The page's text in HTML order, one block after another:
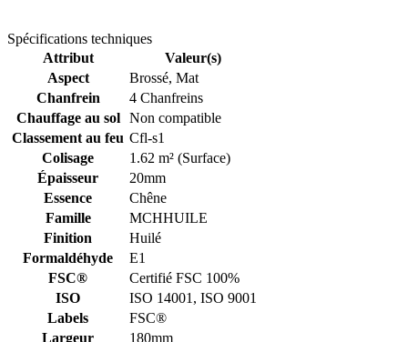
Spécifications techniques
Attribut
Valeur(s)
Aspect
Brossé, Mat
Chanfrein
4 Chanfreins
Chauffage au sol
Non compatible
Classement au feu Cfl-s1
Colisage
1.62 m² (Surface)
Épaisseur
20mm
Essence
Chêne
Famille
MCHHUILE
Finition
Huilé
Formaldéhyde
E1
FSC®
Certifié FSC 100%
ISO
ISO 14001, ISO 9001
Labels
FSC®
Largeur
180mm